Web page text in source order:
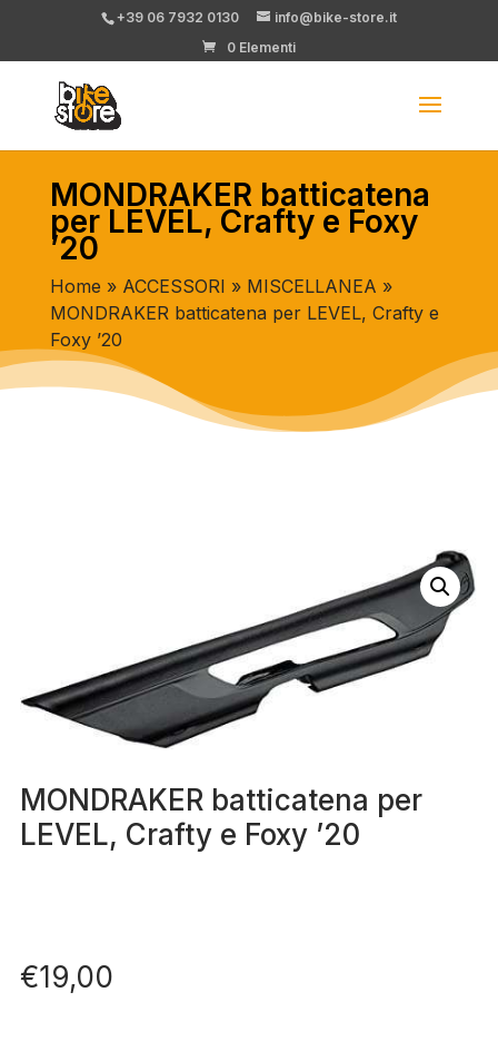
+39 06 7932 0130
info@bike-store.it
0 Elementi
MONDRAKER batticatena
per LEVEL, Crafty e Foxy
’20
Home » ACCESSORI » MISCELLANEA »
MONDRAKER batticatena per LEVEL, Crafty e
Foxy ’20
MONDRAKER batticatena per
LEVEL, Crafty e Foxy ’20
€19,00